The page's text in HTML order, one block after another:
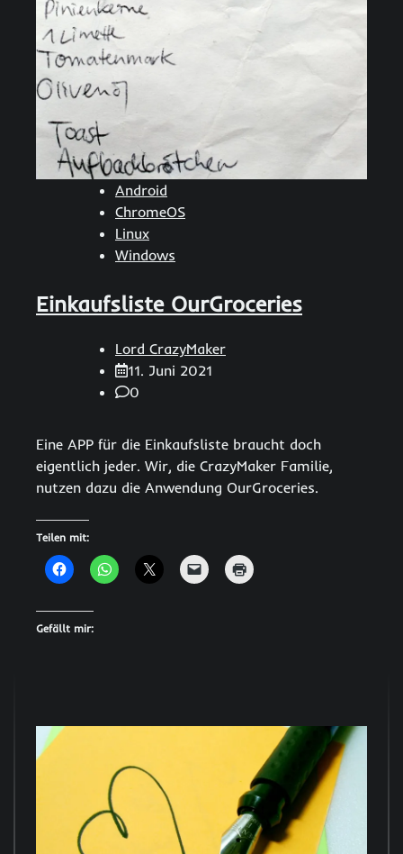
Android
ChromeOS
Linux
Windows
Einkaufsliste OurGroceries
Lord CrazyMaker
11. Juni 2021
0
Eine APP für die Einkaufsliste braucht doch
eigentlich jeder. Wir, die CrazyMaker Familie,
nutzen dazu die Anwendung OurGroceries.
Teilen mit:
Gefällt mir: